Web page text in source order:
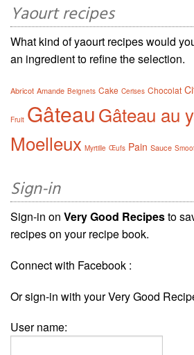
Yaourt recipes
What kind of yaourt recipes would
an ingredient to refine the selection.
Abricot Amande Beignets Cake Cerises Chocolat
Fruit GâteauGâteau au
Moelleux Myrtille Œufs Pain Sauce
Sign-in
Sign-in on Very Good Recipesto
recipes on your recipe book.
Connect with Facebook :
Or sign-in with your Very Good
User name: